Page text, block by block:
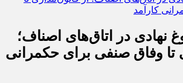
نهادی در اتاق‌های اصناف؛
تا وفاق صنفی برای حکمرانی